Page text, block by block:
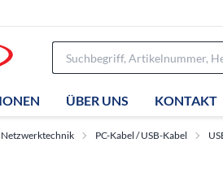
ÜBER UNS KONTAKT
PC-Kabel / USB-Kabel